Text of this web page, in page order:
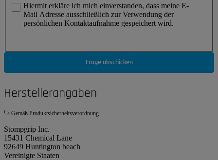
Hiermit erkläre ich mich einverstanden, dass meine E-
Mail Adresse ausschließlich zur Verwendung der
persönlichen Kontaktaufnahme gespeichert wird.
Frage abschicken
Herstellerangaben
Gemäß Produktsicherheitsverordnung
Stompgrip Inc.
15431 Chemical Lane
92649 Huntington beach
Vereinigte Staaten